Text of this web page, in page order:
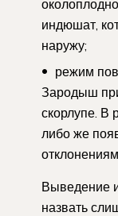
индюшат,
наружу;
режим
Зародыш
скорлупе. В
либо же
Выведение
назвать